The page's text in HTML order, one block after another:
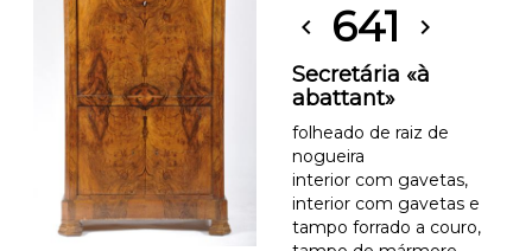
chevron_left 641 chevron_right
Secretária «à
abattant»
folheado de raiz de
nogueira
interior com gavetas,
interior com gavetas e
tampo forrado a couro,